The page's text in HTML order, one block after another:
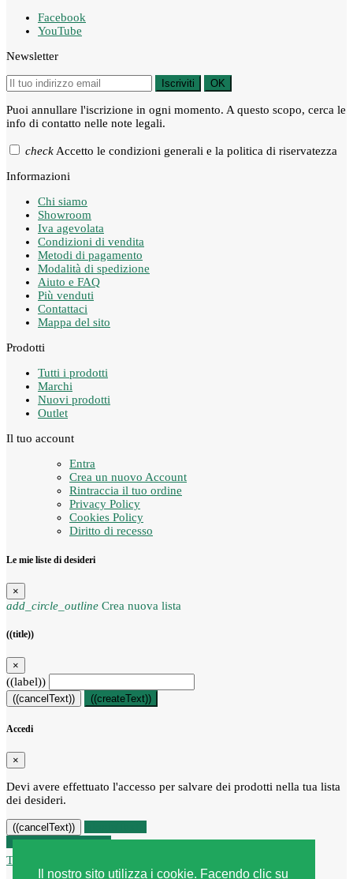
Il nostro sito utilizza i cookie. Facendo clic su
Facebook
YouTube
Newsletter
Iscriviti OK
Puoi annullare l'iscrizione in ogni momento. A questo scopo, cerca le
info di contatto nelle note legali.
check Accetto le condizioni generali e la politica di riservatezza
Informazioni
Chi siamo
Showroom
Iva agevolata
Condizioni di vendita
Metodi di pagamento
Modalità di spedizione
Aiuto e FAQ
Più venduti
Contattaci
Mappa del sito
Prodotti
Tutti i prodotti
Marchi
Nuovi prodotti
Outlet
Il tuo account
Entra
Crea un nuovo Account
Rintraccia il tuo ordine
Privacy Policy
Cookies Policy
Diritto di recesso
Le mie liste di desideri
×
add_circle_outline Crea nuova lista
((title))
×
((label))
((cancelText)) ((createText))
Accedi
×
Devi avere effettuato l'accesso per salvare dei prodotti nella tua lista
dei desideri.
((cancelText))
Recesso dal contratto
Traccia stato del recesso